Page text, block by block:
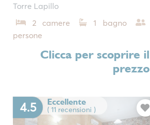
Torre Lapillo
2 camere
1 bagno
persone
Clicca per scoprire il
prezzo
4.5 Eccellente
( 11 recensioni )